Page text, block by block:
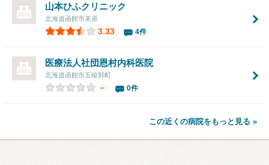
山本ひふクリニック
北海道函館市美原
3.33 4件
医療法人社団恩村内科医院
北海道函館市五稜郭町
－ 0件
この近くの病院をもっと見る »